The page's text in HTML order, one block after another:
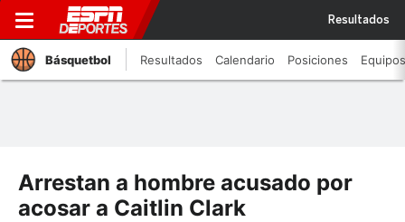
Resultados
Básquetbol Resultados Calendario Posiciones Equipos
Arrestan a hombre acusado por
acosar a Caitlin Clark